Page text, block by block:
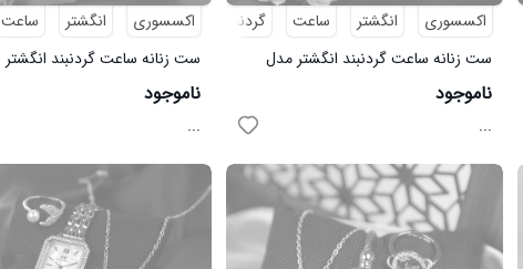
اکسسوری
انگشتر ساعت
گردنبند
ست زنانه ساعت گردنبند انگشتر مدل
مروارید نقره ای
ناموجود
...
اکسسوری
انگشتر ساعت
ست زنانه ساعت گردنبند انگشتر
Van.Cleef_White مدل 3740
ناموجود
...